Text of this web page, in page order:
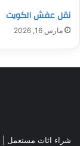
نقل عفش الكويت
مارس 16, 2026
شراء اثاث مستعمل